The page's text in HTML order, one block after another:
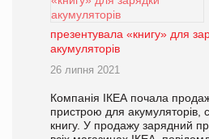
презентувала «книгу» для
акумуляторів
26 липня 2021
Компанія ІКЕА почала
пристрою для акумуляторів,
книгу. У продажу зарядний